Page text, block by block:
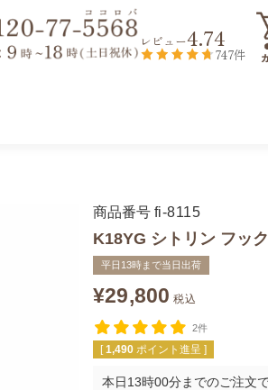
レビュー4.74
747件
商品番号 fi-8115
K18YG シトリン フッ
平日13時まで当日出荷
¥29,800 税込
2件
[ 1,490 ポイント進呈 ]
本日13時00分までのご注文